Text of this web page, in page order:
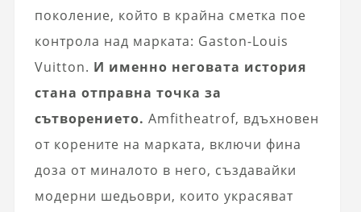
поколение, който в крайна сметка пое
контрола над марката: Gaston-Louis
Vuitton. И именно неговата история
стана отправна точка за
сътворението. Amfitheatrof, вдъхновен
от корените на марката, включи фина
доза от миналото в него, създавайки
модерни шедьоври, които украсяват